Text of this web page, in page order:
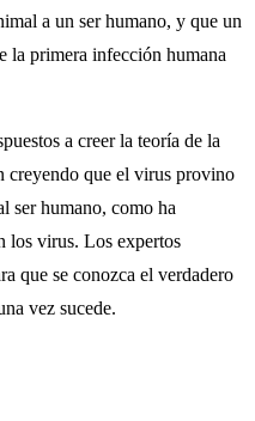
a un ser humano, y que un
la primera infección humana
a creer la teoría de la
creyendo que el virus provino
ser humano, como ha
los virus. Los expertos
que se conozca el verdadero
vez sucede.